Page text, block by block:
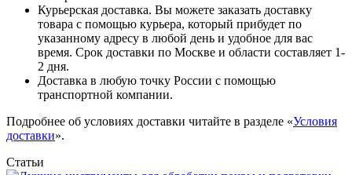
Курьерская доставка. Вы можете заказать доставку
товара с помощью курьера, который прибудет по
указанному адресу в любой день и удобное для вас
время. Срок доставки по Москве и области составляет 1-
2 дня.
Доставка в любую точку России с помощью
транспортной компании.
Подробнее об условиях доставки читайте в разделе «Условия
доставки».
Статьи